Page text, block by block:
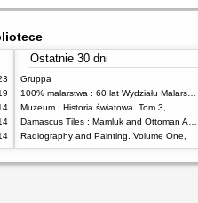
Ostatnie 30 dni
Gruppa
100% malarstwa : 60 lat Wydziału Malarstwa ASP w Warszawie
Muzeum : Historia światowa. Tom 3,
Damascus Tiles : Mamluk and Ottoman Architectural Ceramics from Syria
Radiography and Painting. Volume One,